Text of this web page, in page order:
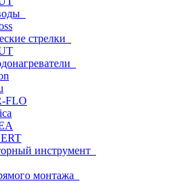
стрелки
FLO
инструмент
монтажа